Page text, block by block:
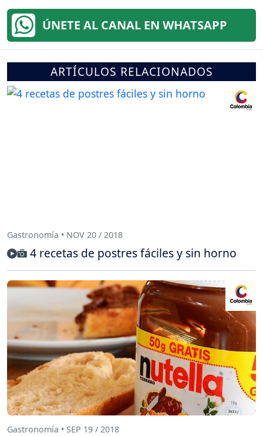
ÚNETE AL CANAL EN WHATSAPP
ARTÍCULOS RELACIONADOS
Gastronomía • NOV 20 / 2018
4 recetas de postres fáciles y sin horno
Gastronomía • SEP 19 / 2018